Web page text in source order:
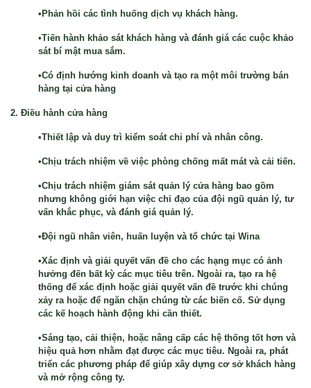
•Phản hồi các tình huống dịch vụ khách hàng.
•Tiến hành khảo sát khách hàng và đánh giá các cuộc khảo
sát bí mật mua sắm.
•Có định hướng kinh doanh và tạo ra một môi trường bán
hàng tại cửa hàng
2. Điều hành cửa hàng
•Thiết lập và duy trì kiểm soát chi phí và nhân công.
•Chịu trách nhiệm về việc phòng chống mất mát và cải tiến.
•Chịu trách nhiệm giám sát quản lý cửa hàng bao gồm
nhưng không giới hạn việc chỉ đạo của đội ngũ quản lý, tư
vấn khắc phục, và đánh giá quản lý.
•Đội ngũ nhân viên, huấn luyện và tổ chức tại Wina
•Xác định và giải quyết vấn đề cho các hạng mục có ảnh
hưởng đến bất kỳ các mục tiêu trên. Ngoài ra, tạo ra hệ
thống để xác định hoặc giải quyết vấn đề trước khi chúng
xảy ra hoặc để ngăn chặn chúng từ các biến cố. Sử dụng
các kế hoạch hành động khi cần thiết.
•Sáng tạo, cải thiện, hoặc nâng cấp các hệ thống tốt hơn và
hiệu quả hơn nhằm đạt được các mục tiêu. Ngoài ra, phát
triển các phương pháp để giúp xây dựng cơ sở khách hàng
và mở rộng công ty.